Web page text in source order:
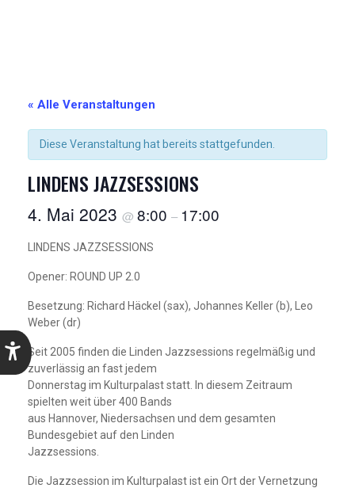
« Alle Veranstaltungen
Diese Veranstaltung hat bereits stattgefunden.
LINDENS JAZZSESSIONS
4. Mai 2023 @ 8:00 – 17:00
LINDENS JAZZSESSIONS
Opener: ROUND UP 2.0
Besetzung: Richard Häckel (sax), Johannes Keller (b), Leo
Weber (dr)
Seit 2005 finden die Linden Jazzsessions regelmäßig und
zuverlässig an fast jedem
Donnerstag im Kulturpalast statt. In diesem Zeitraum
spielten weit über 400 Bands
aus Hannover, Niedersachsen und dem gesamten
Bundesgebiet auf den Linden
Jazzsessions.
Die Jazzsession im Kulturpalast ist ein Ort der Vernetzung